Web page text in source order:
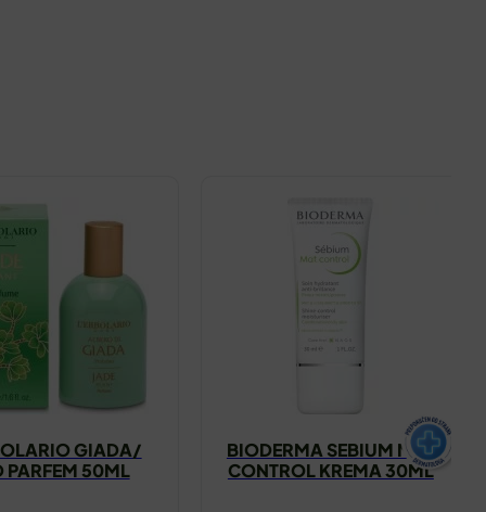
GIADA/
PARFEM 50ML
BIODERMA SEBIUM MAT
CONTROL KREMA 30ML